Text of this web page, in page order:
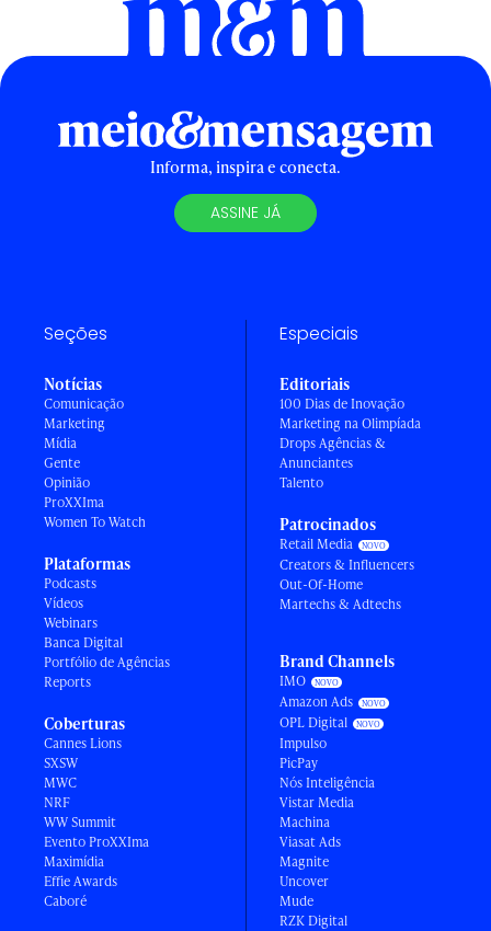
Informa, inspira e conecta.
ASSINE JÁ
Seções
Notícias
Comunicação
Marketing
Mídia
Gente
Opinião
ProXXIma
Women To Watch
Plataformas
Podcasts
Vídeos
Webinars
Banca Digital
Portfólio de Agências
Reports
Coberturas
Cannes Lions
SXSW
MWC
NRF
WW Summit
Evento ProXXIma
Maximídia
Effie Awards
Caboré
Especiais
Editoriais
100 Dias de Inovação
Marketing na Olimpíada
Drops Agências &
Anunciantes
Talento
Patrocinados
Retail Media
Creators & Influencers
Out-Of-Home
Martechs & Adtechs
Brand Channels
IMO
Amazon Ads
OPL Digital
Impulso
PicPay
Nós Inteligência
Vistar Media
Machina
Viasat Ads
Magnite
Uncover
Mude
RZK Digital